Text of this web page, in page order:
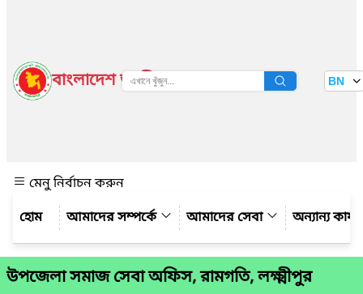
বাংলাদেশ জাতীয় তথ্য বাতায়ন BN
মেনু নির্বাচন করুন
আমাদের সম্পর্কে
আমাদের সেবা অন্যান্য
উপজেলা সমাজ সেবা অফিস, রামগতি, লক্ষ্মীপুর